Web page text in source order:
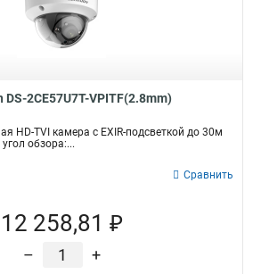
DS-2CE57U7T-VPITF(2.8mm)
HD-TVI камера с EXIR-подсветкой до 30м
обзора:...
Сравнить
12 258,81 ₽
– +